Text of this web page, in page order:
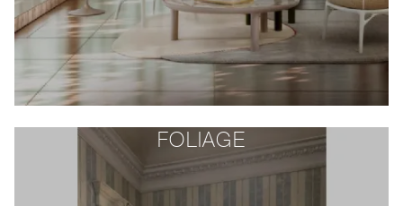
FOLIAGE